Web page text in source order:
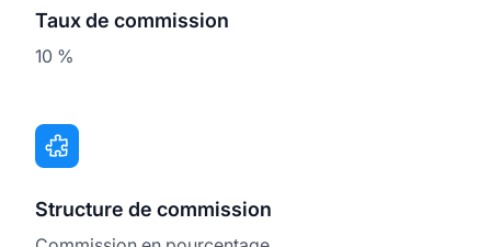
Taux de commission
10 %
Structure de commission